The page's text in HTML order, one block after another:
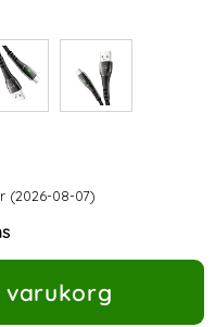
6A Super Charge
med
(2026-08-07)
varukorg